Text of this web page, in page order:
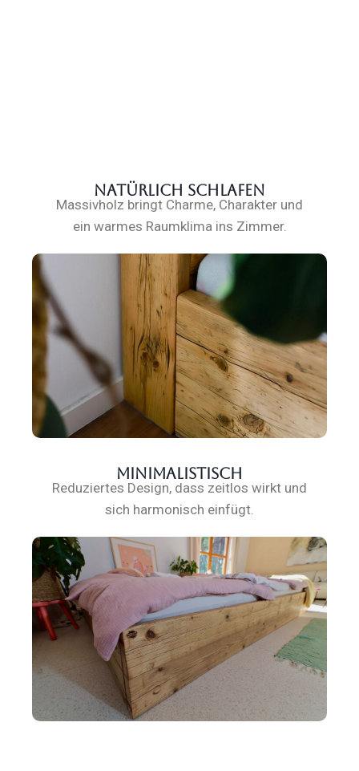
Natürlich schlafen
Massivholz bringt Charme, Charakter und
ein warmes Raumklima ins Zimmer.
Minima­lis­tisch
Reduziertes Design, dass zeitlos wirkt und
sich harmo­nisch einfügt.